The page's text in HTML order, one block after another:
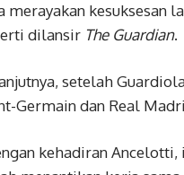
merayakan kesuksesan
dilansir The Guardian.
setelah
Germain dan Real
kehadiran